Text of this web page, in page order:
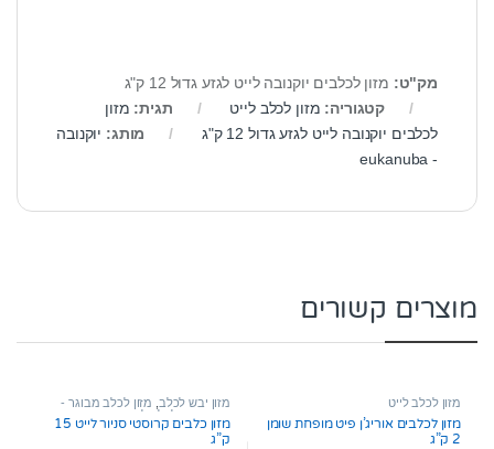
מק"ט: מזון לכלבים יוקנובה לייט לגזע גדול 12 ק"ג
קטגוריה: מזון לכלב לייט תגית: מזון
לכלבים יוקנובה לייט לגזע גדול 12 ק"ג
מותג: יוקנובה
- eukanuba
מוצרים קשורים
מזון לכלב לייט
מזון לכלבים אוריג’ן פיט מופחת שומן
2 ק”ג
מזון יבש לכלב, מזון לכלב מבוגר -
מזון לכלב לייט
מזון כלבים קרוסטי סניור לייט 15
ק”ג